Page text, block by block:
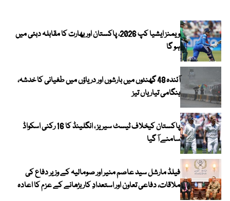
ویمنز ایشیا کپ 2026، پاکستان اور بھارت کا مقابلہ دبئی میں
ہو گا
آئندہ 48 گھنٹوں میں بارشوں اور دریاؤں میں طغیانی کا خدشہ،
ہنگامی تیاریاں تیز
پاکستان کیخلاف ٹیسٹ سیریز ، انگلینڈ کا 16 رکنی اسکواڈ
سامنے آ گیا
فیلڈ مارشل سید عاصم منیر اور صومالیہ کے وزیر دفاع کی
ملاقات، دفاعی تعاون اور استعدادِ کار بڑھانے کے عزم کا اعادہ